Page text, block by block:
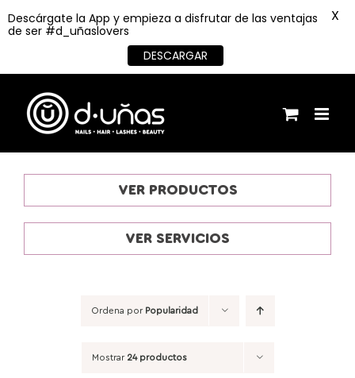
contenido
VER PRODUCTOS
VER SERVICIOS
Ordena por Popularidad
Mostrar 24 productos
Descárgate la App y empieza a disfrutar de las ventajas
de ser #d_uñaslovers
DESCARGAR
X